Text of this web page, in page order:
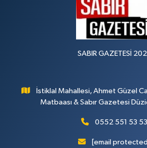
SABIR GAZETESİ
İstiklal Mahallesi, Ahmet Güzel
Matbaası & Sabır Gazetesi
0552 551 53 53
[email